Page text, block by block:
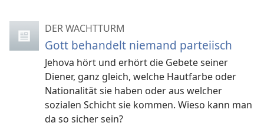
DER WACHTTURM
Gott behandelt niemand parteiisch
Jehova hört und erhört die Gebete seiner
Diener, ganz gleich, welche Hautfarbe oder
Nationalität sie haben oder aus welcher
sozialen Schicht sie kommen. Wieso kann man
da so sicher sein?